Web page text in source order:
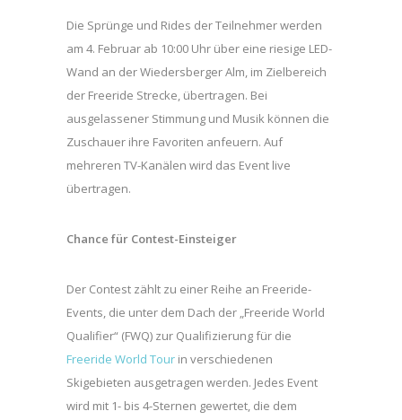
Die Sprünge und Rides der Teilnehmer werden
am 4. Februar ab 10:00 Uhr über eine riesige LED-
Wand an der Wiedersberger Alm, im Zielbereich
der Freeride Strecke, übertragen. Bei
ausgelassener Stimmung und Musik können die
Zuschauer ihre Favoriten anfeuern. Auf
mehreren TV-Kanälen wird das Event live
übertragen.
Chance für Contest-Einsteiger
Der Contest zählt zu einer Reihe an Freeride-
Events, die unter dem Dach der „Freeride World
Qualifier“ (FWQ) zur Qualifizierung für die
Freeride World Tour in verschiedenen
Skigebieten ausgetragen werden. Jedes Event
wird mit 1- bis 4-Sternen gewertet, die dem